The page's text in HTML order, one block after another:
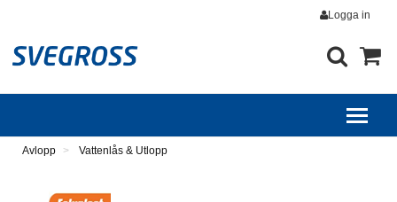
Logga in
Avlopp Vattenlås & Utlopp